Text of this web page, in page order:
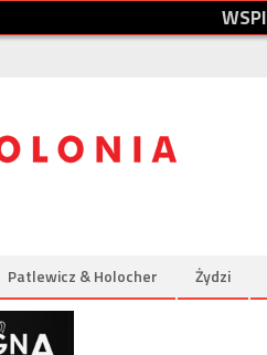
WSPI
Patlewicz & Holocher Żydzi